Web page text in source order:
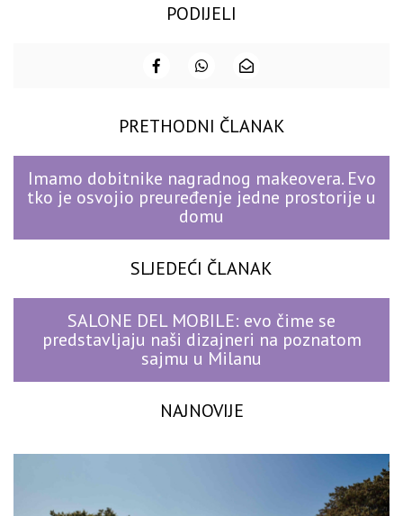
PODIJELI
PRETHODNI ČLANAK
Imamo dobitnike nagradnog makeovera. Evo
tko je osvojio preuređenje jedne prostorije u
domu
SLJEDEĆI ČLANAK
SALONE DEL MOBILE: evo čime se
predstavljaju naši dizajneri na poznatom
sajmu u Milanu
NAJNOVIJE